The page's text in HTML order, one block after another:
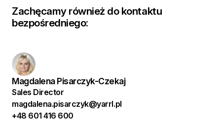
Zachęcamy również do kontaktu
bezpośredniego:
Magdalena Pisarczyk-Czekaj
Sales Director
magdalena.pisarczyk@yarrl.pl
+48 601 416 600